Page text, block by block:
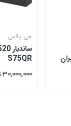
جی پلاس
S75QR
30,000,000 تومان